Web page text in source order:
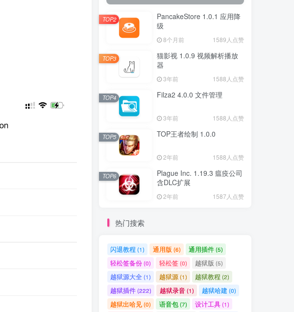
PancakeStore 1.0.1 应用降
级
8个月前 1589人点赞
TOP2
猫影视 1.0.9 视频解析播放
器
3年前 1588人点赞
TOP3
Filza2 4.0.0 文件管理
3年前 1588人点赞
TOP4
TOP王者绘制 1.0.0
2年前 1588人点赞
TOP5
Plague Inc. 1.19.3 瘟疫公司
含DLC扩展
2年前 1587人点赞
TOP6
热门搜索
闪退教程 (1) 通用版 (6) 通用插件(5)
轻松签备份(0) 轻松签(0) 越狱版 (5)
越狱源大全(1) 越狱源(1) 越狱教程 (2)
越狱插件(222) 越狱录音(1) 越狱哈建(0)
越狱出哈见(0) 语音包(7) 设计工具(1)